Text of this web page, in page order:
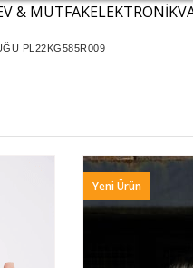
& MUTFAKELEKTRONİK
PL22KG585R009
Yeni Ürün